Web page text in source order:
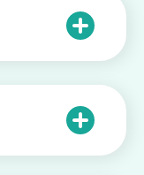
れは新型う